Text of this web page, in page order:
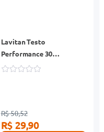
Lavitan Testo
Performance 30
Comprimidos
R$ 50,52
R$ 29,90